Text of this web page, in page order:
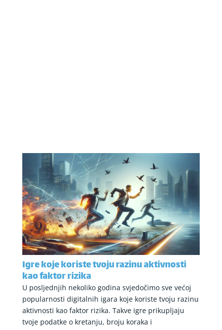
Igre koje koriste tvoju razinu aktivnosti
kao faktor rizika
U posljednjih nekoliko godina svjedočimo sve većoj
popularnosti digitalnih igara koje koriste tvoju razinu
aktivnosti kao faktor rizika. Takve igre prikupljaju
tvoje podatke o kretanju, broju koraka i